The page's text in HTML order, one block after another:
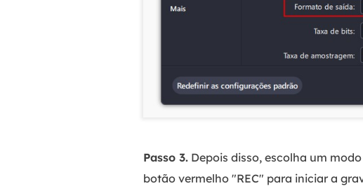
Passo 3. Depois disso, escolha um
botão vermelho "REC" para iniciar a